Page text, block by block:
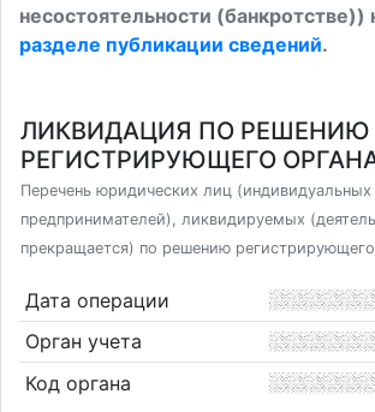
несостоятельности (банкротстве))
разделе публикации сведений.
ЛИКВИДАЦИЯ ПО РЕШЕНИЮ
РЕГИСТРИРУЮЩЕГО
Перечень юридических лиц (индивидуальных
предпринимателей), ликвидируемых
прекращается) по решению
Дата операции
Орган учета
Код органа